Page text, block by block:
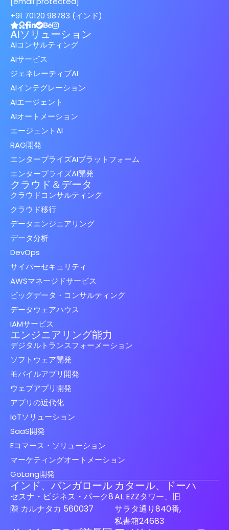
+91 70120 98783 (インド)
AIソリューション
AIコンサルティング
AIサービス
ジェネレーティブAI
AIインテグレーション
AIエージェント
AIオートメーション
エージェントAI
RAG開発
エンタープライズAIプラットフォーム
エンタープライズAI開発
クラウド＆データ
クラウドコンサルティング
クラウド移行
データエンジニアリング
データ分析
DevOps
サイバーセキュリティ
AWSマネージドサービス
ビッグデータ・コンサルティング
データウェアハウス
IAMサービス
エンジニアリング能力
デジタルトランスフォーメーション
ソフトウェア開発
モバイルアプリ開発
ウェブアプリ開発
アプリの近代化
IoTソリューション
SaaS開発
Eコマース・ソリューション
マーケティングオートメーション
GoLang開発
インド、バンガロール
セスナ・ビジネス・パーク8
階 カルナタカ 560037
カタール、ドーハ
AL EZZタワー、旧
サラタ通り840番,
私書箱24683